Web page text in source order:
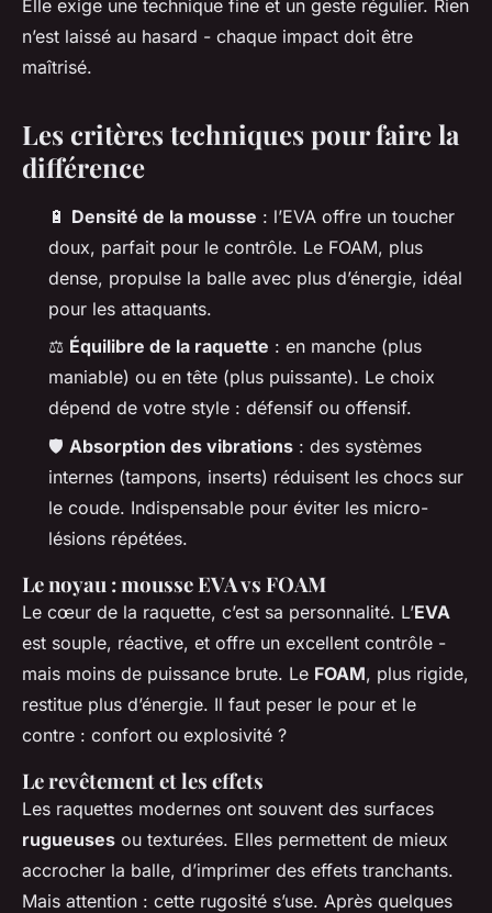
Elle exige une technique fine et un geste régulier. Rien
n’est laissé au hasard - chaque impact doit être
maîtrisé.
Les critères techniques pour faire la
différence
🔋 Densité de la mousse : l’EVA offre un toucher
doux, parfait pour le contrôle. Le FOAM, plus
dense, propulse la balle avec plus d’énergie, idéal
pour les attaquants.
⚖️ Équilibre de la raquette : en manche (plus
maniable) ou en tête (plus puissante). Le choix
dépend de votre style : défensif ou offensif.
🛡️ Absorption des vibrations : des systèmes
internes (tampons, inserts) réduisent les chocs sur
le coude. Indispensable pour éviter les micro-
lésions répétées.
Le noyau : mousse EVA vs FOAM
Le cœur de la raquette, c’est sa personnalité. L’EVA
est souple, réactive, et offre un excellent contrôle -
mais moins de puissance brute. Le FOAM, plus rigide,
restitue plus d’énergie. Il faut peser le pour et le
contre : confort ou explosivité ?
Le revêtement et les effets
Les raquettes modernes ont souvent des surfaces
rugueuses ou texturées. Elles permettent de mieux
accrocher la balle, d’imprimer des effets tranchants.
Mais attention : cette rugosité s’use. Après quelques